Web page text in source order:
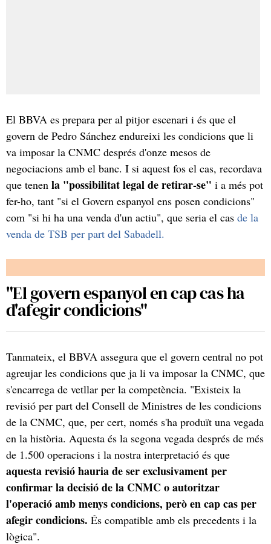
El BBVA es prepara per al pitjor escenari i és que el
govern de Pedro Sánchez endureixi les condicions que li
va imposar la CNMC després d'onze mesos de
negociacions amb el banc. I si aquest fos el cas, recordava
que tenen la "possibilitat legal de retirar-se" i a més pot
fer-ho, tant "si el Govern espanyol ens posen condicions"
com "si hi ha una venda d'un actiu", que seria el cas de la
venda de TSB per part del Sabadell.
"El govern espanyol en cap cas ha
d'afegir condicions"
Tanmateix, el BBVA assegura que el govern central no pot
agreujar les condicions que ja li va imposar la CNMC, que
s'encarrega de vetllar per la competència. "Existeix la
revisió per part del Consell de Ministres de les condicions
de la CNMC, que, per cert, només s'ha produït una vegada
en la història. Aquesta és la segona vegada després de més
de 1.500 operacions i la nostra interpretació és que
aquesta revisió hauria de ser exclusivament per
confirmar la decisió de la CNMC o autoritzar
l'operació amb menys condicions, però en cap cas per
afegir condicions. És compatible amb els precedents i la
lògica".